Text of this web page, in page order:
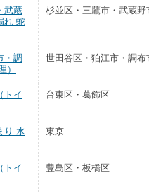
武蔵
れ 蛇
杉並区・三鷹市・武蔵野
・調
）
世田谷区・狛江市・調布
トイ
台東区・葛飾区
り 水
東京
トイ
豊島区・板橋区